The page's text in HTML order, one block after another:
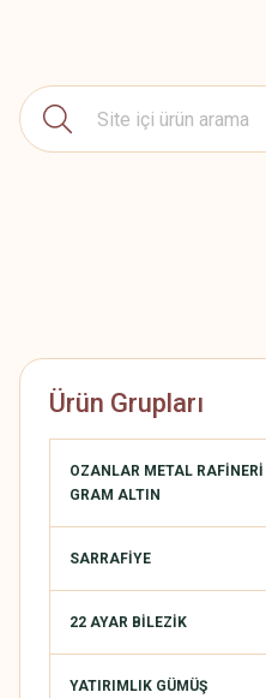
Ürün Grupları
OZANLAR METAL RAFİNERİ
GRAM ALTIN
SARRAFİYE
22 AYAR BİLEZİK
YATIRIMLIK GÜMÜŞ